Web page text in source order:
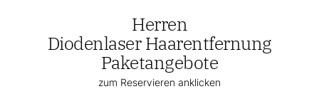
Herren
Diodenlaser Haarentfernung
Paketangebote
zum Reservieren anklicken